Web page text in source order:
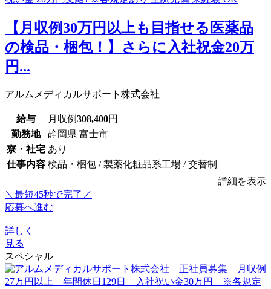
【月収例30万円以上も目指せる医薬品
の検品・梱包！】さらに入社祝金20万
円...
アルムメディカルサポート株式会社
給与 月収例308,400円
勤務地
静岡県 富士市
寮・社宅 あり
仕事内容 検品・梱包 / 製薬化粧品系工場 / 交替制
詳細を表示
＼最短45秒で完了／
応募へ進む
詳しく
見る
スペシャル